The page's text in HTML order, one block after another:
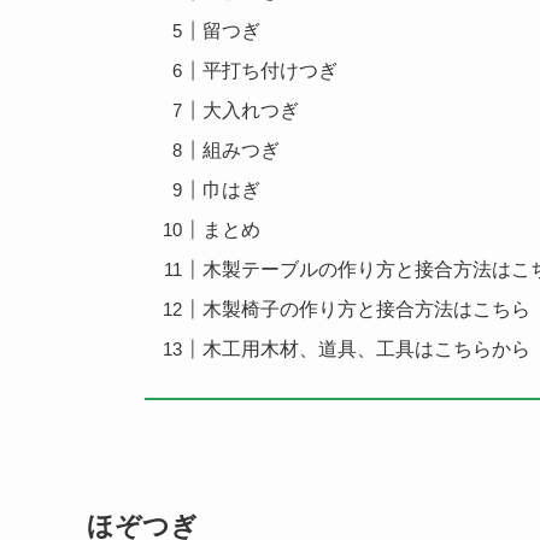
留つぎ
平打ち付けつぎ
大入れつぎ
組みつぎ
巾はぎ
まとめ
木製テーブルの作り方と接合方法はこ
木製椅子の作り方と接合方法はこちら
木工用木材、道具、工具はこちらから
ほぞつぎ